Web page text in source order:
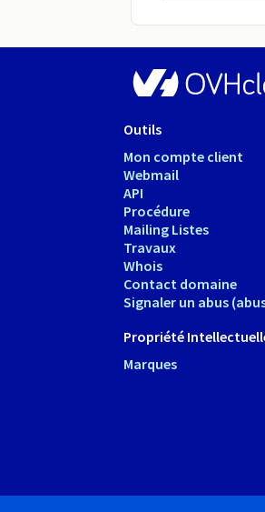
Outils
Mon compte client
Webmail
API
Procédure
Mailing Listes
Travaux
Whois
Contact domaine
Signaler un abus
Propriété
Marques